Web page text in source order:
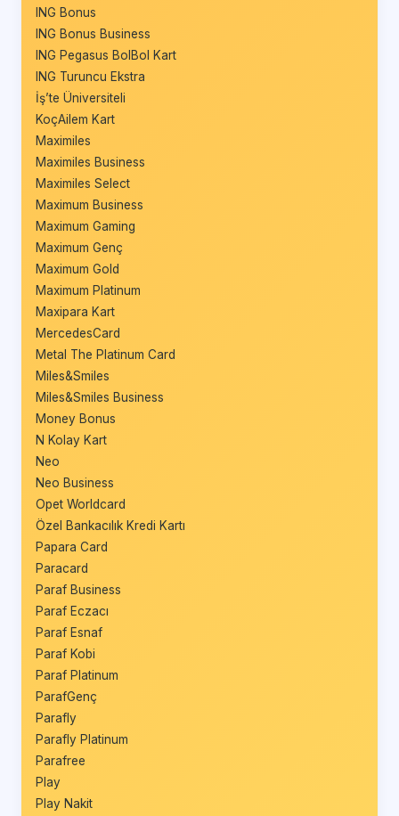
ING Bonus
ING Bonus Business
ING Pegasus BolBol Kart
ING Turuncu Ekstra
İş’te Üniversiteli
KoçAilem Kart
Maximiles
Maximiles Business
Maximiles Select
Maximum Business
Maximum Gaming
Maximum Genç
Maximum Gold
Maximum Platinum
Maxipara Kart
MercedesCard
Metal The Platinum Card
Miles&Smiles
Miles&Smiles Business
Money Bonus
N Kolay Kart
Neo
Neo Business
Opet Worldcard
Özel Bankacılık Kredi Kartı
Papara Card
Paracard
Paraf Business
Paraf Eczacı
Paraf Esnaf
Paraf Kobi
Paraf Platinum
ParafGenç
Parafly
Parafly Platinum
Parafree
Play
Play Nakit